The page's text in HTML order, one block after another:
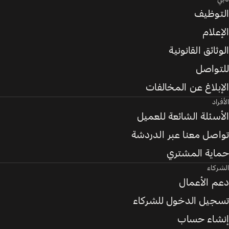
التوظيف
الإعلام
الوثائق القانونية
للتواصل
الإبلاغ عن المخالفات
الأفراد
الأسئلة الشائعة للعميل
تواصل معنا عبر الدردشة
حماية المشتري
الشركاء
دعم الأعمال
تسجيل الدخول للشركاء
إنشاء حساب